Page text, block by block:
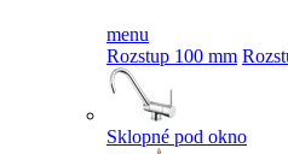
menu
Rozstup 100 mm
Sklopné pod okno